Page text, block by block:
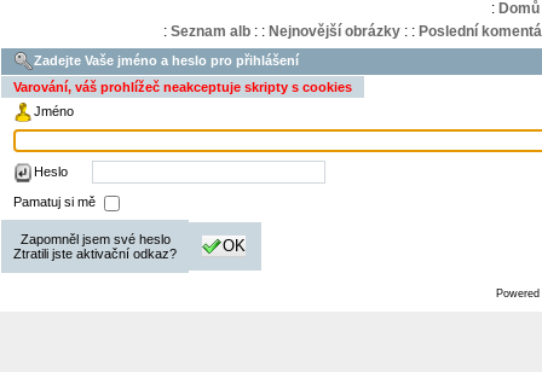
: Domů
: Seznam alb: : Nejnovější obrázky: : Poslední
Zadejte Vaše jméno a heslo pro přihlášení
Varování, váš prohlížeč neakceptuje skripty s cookies
Jméno
Heslo
Pamatuj si mě
Zapomněl jsem své heslo
Ztratili jste aktivační odkaz?
OK